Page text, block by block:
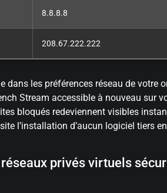
8.8.8.8
208.67.222.222
dans les préférences réseau de votre
Stream accessible à nouveau sur
bloqués redeviennent visibles
l’installation d’aucun logiciel tiers
privés virtuels